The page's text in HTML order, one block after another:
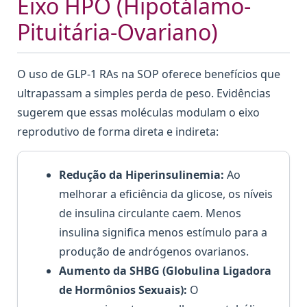
Pituitária-Ovariano)
O uso de GLP-1 RAs na SOP oferece benefícios que
ultrapassam a simples perda de peso. Evidências
sugerem que essas moléculas modulam o eixo
reprodutivo de forma direta e indireta:
Redução da Hiperinsulinemia: Ao
melhorar a eficiência da glicose, os níveis
de insulina circulante caem. Menos
insulina significa menos estímulo para a
produção de andrógenos ovarianos.
Aumento da SHBG (Globulina Ligadora
de Hormônios Sexuais): O